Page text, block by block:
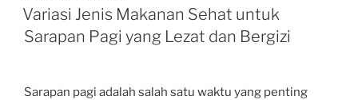
ON
Variasi Jenis Makanan Sehat untuk
Sarapan Pagi yang Lezat dan Bergizi
Sarapan pagi adalah salah satu waktu yang penting